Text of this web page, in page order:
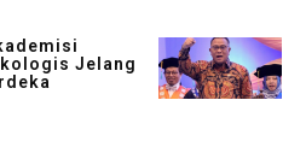
Jelang